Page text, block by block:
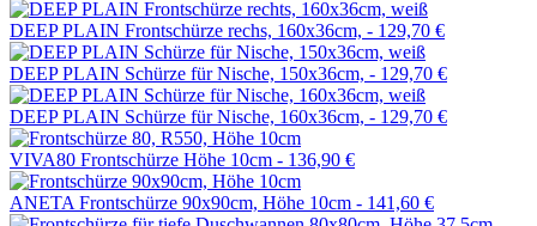
DEEP PLAIN Frontschürze rechs, 160x36cm, - 129,70 €
DEEP PLAIN Schürze für Nische, 150x36cm, - 129,70 €
DEEP PLAIN Schürze für Nische, 160x36cm, - 129,70 €
VIVA80 Frontschürze Höhe 10cm - 136,90 €
ANETA Frontschürze 90x90cm, Höhe 10cm - 141,60 €